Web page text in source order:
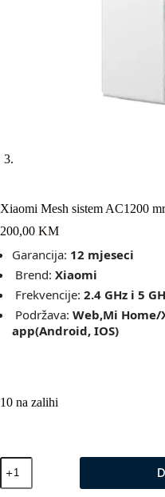
Xiaomi Mesh sistem AC1200
200,00 KM
Garancija: 12 mjeseci
Brend: Xiaomi
Frekvencije: 2.4 GHz i 5
Podržava: Web,Mi
app(Android, IOS)
10 na zalihi
Xiaomi
Mesh
sistem